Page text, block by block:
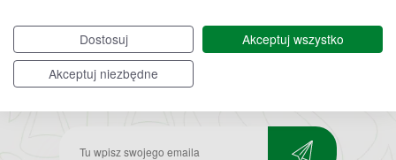
Dostosuj
Akceptuj wszystko
Akceptuj niezbędneBądź na bieżąco,
Zapisz